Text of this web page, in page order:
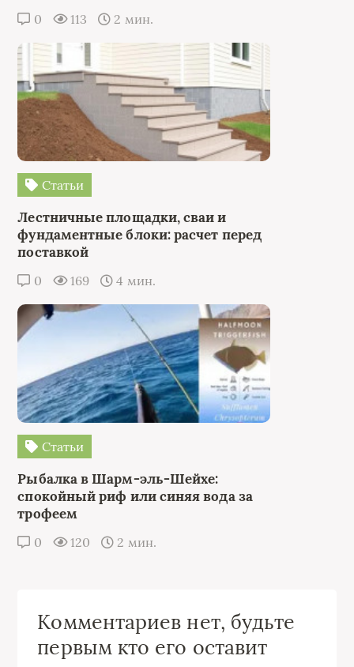
0 113 2 мин.
Статьи
Лестничные площадки, сваи и
фундаментные блоки: расчет перед
поставкой
0 169 4 мин.
Статьи
Рыбалка в Шарм-эль-Шейхе:
спокойный риф или синяя вода за
трофеем
0 120 2 мин.
Комментариев нет, будьте
первым кто его оставит